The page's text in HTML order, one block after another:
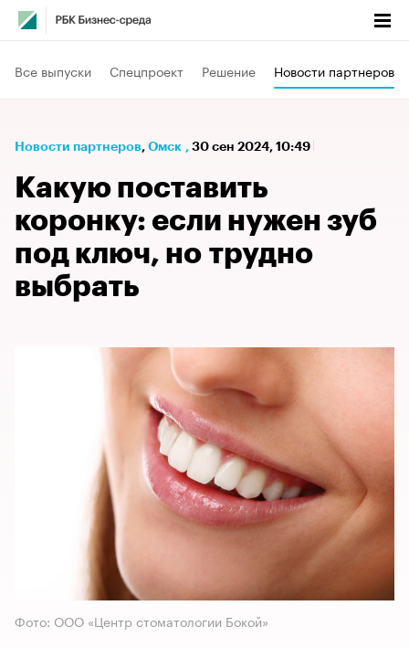
Все выпуски Спецпроект Решение Новости партнеров
Новости партнеров⁠, Омск , 30 сен 2024, 10:49
Какую поставить
коронку: если нужен зуб
под ключ, но трудно
выбрать
Фото: ООО «Центр стоматологии Бокой»